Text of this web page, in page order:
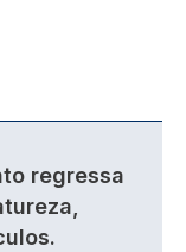
regressa